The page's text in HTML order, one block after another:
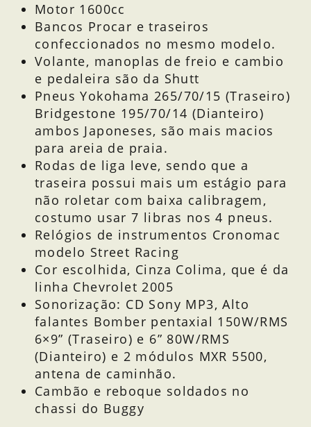
Motor 1600cc
Bancos Procar e traseiros
confeccionados no mesmo modelo.
Volante, manoplas de freio e cambio
e pedaleira são da Shutt
Pneus Yokohama 265/70/15 (Traseiro)
Bridgestone 195/70/14 (Dianteiro)
ambos Japoneses, são mais macios
para areia de praia.
Rodas de liga leve, sendo que a
traseira possui mais um estágio para
não roletar com baixa calibragem,
costumo usar 7 libras nos 4 pneus.
Relógios de instrumentos Cronomac
modelo Street Racing
Cor escolhida, Cinza Colima, que é da
linha Chevrolet 2005
Sonorização: CD Sony MP3, Alto
falantes Bomber pentaxial 150W/RMS
6×9” (Traseiro) e 6” 80W/RMS
(Dianteiro) e 2 módulos MXR 5500,
antena de caminhão.
Cambão e reboque soldados no
chassi do Buggy